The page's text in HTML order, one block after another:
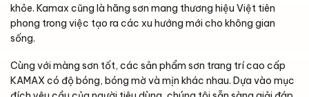
khỏe. Kamax cũng là hãng sơn mang thương hiệu Việt tiên
phong trong việc tạo ra các xu hướng mới cho không gian
sống.
Cùng với màng sơn tốt, các sản phẩm sơn trang trí cao cấp
KAMAX có độ bóng, bóng mờ và mịn khác nhau. Dựa vào mục